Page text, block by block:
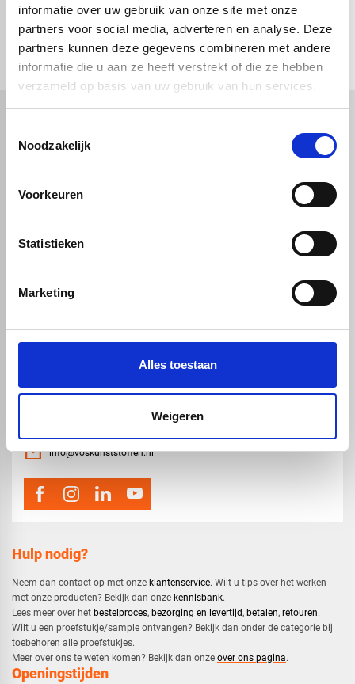
informatie over uw gebruik van onze site met onze
partners voor social media, adverteren en analyse. Deze
partners kunnen deze gegevens combineren met andere
informatie die u aan ze heeft verstrekt of die ze hebben
verzameld op basis van uw gebruik van hun services.
Noodzakelijk
Voorkeuren
Statistieken
Marketing
Alles toestaan
Weigeren
check_circleVanaf€ 750,-gratis bezorgd
check_circle Klanten geven Vos Kunststoffen een 2662 beoordelingen
check_circle2-5dagen levertijd
Kunststof
Polycarbonaat platen
Hard PVC plaat
Geschuimd PVC plaat
Technische kunststoffen
Hulp nodig?
Neem dan contact op met onze klantenservice. Wilt u tips over het werken
met onze producten? Bekijk dan onze kennisbank.
​Lees meer over het bestelproces, bezorging en levertijd, betalen, retouren.​
​Wilt u een proefstukje/sample ontvangen? Bekijk dan onder de categorie bij
toebehoren alle proefstukjes.
​​Meer over ons te weten komen? Bekijk dan onze over ons pagina.
Openingstijden
Veensesteeg 8, 4264 KG Veen
phone_enabled
mail info@voskunststoffen.nl